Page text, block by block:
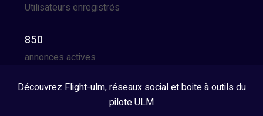
Utilisateurs enregistrés
850
annonces actives
Découvrez Flight-ulm, réseaux social et boite à outils du
pilote ULM